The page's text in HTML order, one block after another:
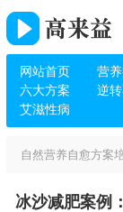
网站首页 营
六大方案
逆
艾滋性病
自然营养自愈方案
冰沙减肥案例